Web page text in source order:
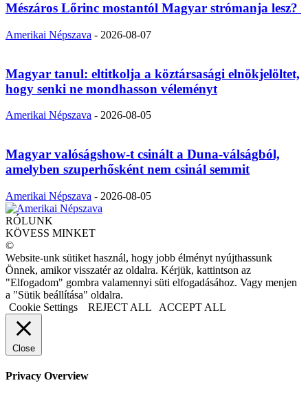
Mészáros Lőrinc mostantól Magyar strómanja lesz?
Amerikai Népszava - 2026-08-07
Magyar tanul: eltitkolja a köztársasági elnökjelöltet,
hogy senki ne mondhasson véleményt
Amerikai Népszava - 2026-08-05
Magyar valóságshow-t csinált a Duna-válságból,
amelyben szuperhősként nem csinál semmit
Amerikai Népszava - 2026-08-05
RÓLUNK
KÖVESS MINKET
©
Website-unk sütiket használ, hogy jobb élményt nyújthassunk
Önnek, amikor visszatér az oldalra. Kérjük, kattintson az
"Elfogadom" gombra valamennyi süti elfogadásához. Vagy menjen
a "Sütik beállítása" oldalra.
Cookie Settings
REJECT ALL ACCEPT ALL
Close
Privacy Overview